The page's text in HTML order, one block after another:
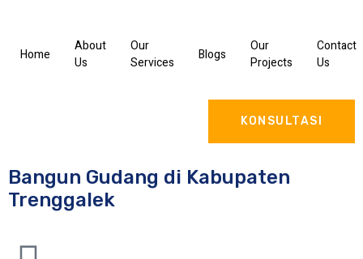
Home
About
Us
Our
Services
Blogs
Our
Projects
Contact
Us
KONSULTASI
Bangun Gudang di Kabupaten
Trenggalek